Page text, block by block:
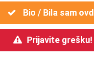
Bio / Bila sam
Prijavite grešku!